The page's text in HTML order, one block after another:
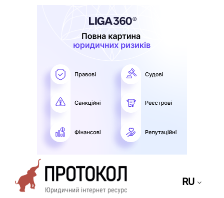
RU